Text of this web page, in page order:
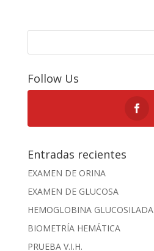
Follow Us
Entradas recientes
EXAMEN DE ORINA
EXAMEN DE GLUCOSA
HEMOGLOBINA GLUCOSILADA
BIOMETRÍA HEMÁTICA
PRUEBA V.I.H.